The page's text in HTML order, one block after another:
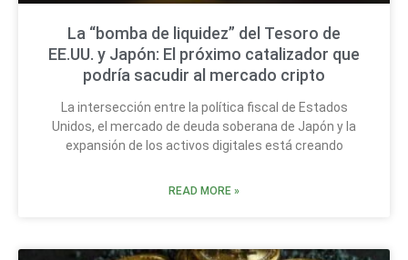
La “bomba de liquidez” del Tesoro de
EE.UU. y Japón: El próximo catalizador que
podría sacudir al mercado cripto
La intersección entre la política fiscal de Estados
Unidos, el mercado de deuda soberana de Japón y la
expansión de los activos digitales está creando
READ MORE »